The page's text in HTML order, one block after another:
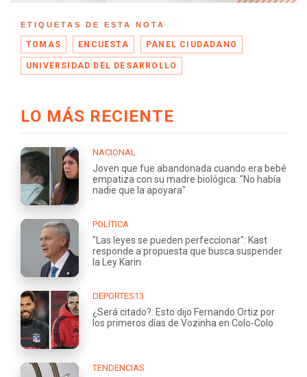
ETIQUETAS DE ESTA NOTA
TOMAS ENCUESTA PANEL CIUDADANO
UNIVERSIDAD DEL DESARROLLO
LO MÁS RECIENTE
NACIONAL
Joven que fue abandonada cuando era bebé
empatiza con su madre biológica: "No había
nadie que la apoyara"
POLÍTICA
"Las leyes se pueden perfeccionar": Kast
responde a propuesta que busca suspender
la Ley Karin
DEPORTES13
¿Será citado?: Esto dijo Fernando Ortiz por
los primeros días de Vozinha en Colo-Colo
TENDENCIAS